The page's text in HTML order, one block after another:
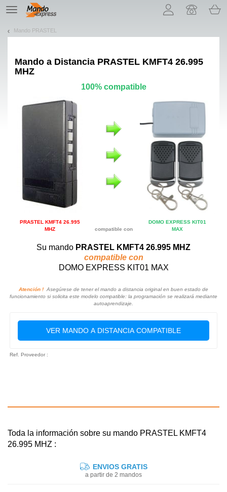
TE
navigation
Mando PRASTEL
Mando a Distancia PRASTEL KMFT4 26.995
MHZ
100% compatible
PRASTEL KMFT4 26.995
MHZ
compatible con
DOMO EXPRESS KIT01
MAX
Su mando PRASTEL KMFT4 26.995 MHZ
compatible con
DOMO EXPRESS KIT01 MAX
Atención ! Asegúrese de tener el mando a distancia original en buen estado de
funcionamiento si solicita este modelo compatible: la programación se realizará mediante
autoaprendizaje.
VER MANDO A DISTANCIA COMPATIBLE
Ref. Proveedor :
Toda la información sobre su mando PRASTEL KMFT4
26.995 MHZ :
ENVIOS GRATIS
a partir de 2 mandos
¡Permítenos presentarte nuestras cookies!